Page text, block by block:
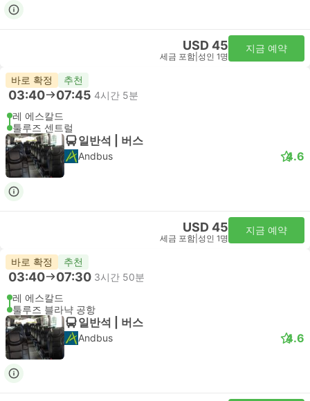
USD 45
세금 포함 성인 1명
지금 예약
바로 확정 추천
03:40 07:45 4시간 5분
레 에스칼드
툴루즈 센트럴
일반석 | 버스
Andbus 4.6
USD 45
세금 포함 성인 1명
지금 예약
바로 확정 추천
03:40 07:30 3시간 50분
레 에스칼드
툴루즈 블라냑 공항
일반석 | 버스
Andbus 4.6